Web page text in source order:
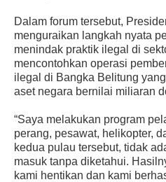
Dalam forum tersebut,
menguraikan langkah nyata
menindak praktik ilegal di
mencontohkan operasi
ilegal di Bangka Belitung
aset negara bernilai miliaran
“Saya melakukan program
perang, pesawat, helikopter,
kedua pulau tersebut, tidak
masuk tanpa diketahui.
kami hentikan dan kami